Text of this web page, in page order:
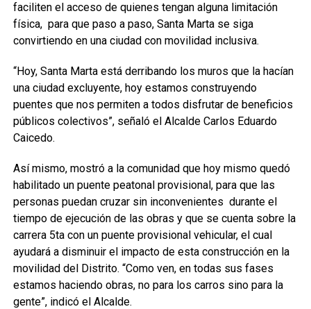
faciliten el acceso de quienes tengan alguna limitación
física, para que paso a paso, Santa Marta se siga
convirtiendo en una ciudad con movilidad inclusiva.
“Hoy, Santa Marta está derribando los muros que la hacían
una ciudad excluyente, hoy estamos construyendo
puentes que nos permiten a todos disfrutar de beneficios
públicos colectivos”, señaló el Alcalde Carlos Eduardo
Caicedo.
Así mismo, mostró a la comunidad que hoy mismo quedó
habilitado un puente peatonal provisional, para que las
personas puedan cruzar sin inconvenientes durante el
tiempo de ejecución de las obras y que se cuenta sobre la
carrera 5ta con un puente provisional vehicular, el cual
ayudará a disminuir el impacto de esta construcción en la
movilidad del Distrito. “Como ven, en todas sus fases
estamos haciendo obras, no para los carros sino para la
gente”, indicó el Alcalde.